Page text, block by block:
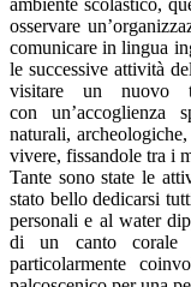
osservare
comunicare in lingua
le successive attività
visitare un nuovo
con un’accoglienza
naturali,
vivere, fissandole tra i
Tante sono state le
stato bello dedicarsi
personali e al water
di un canto corale
particolarmente